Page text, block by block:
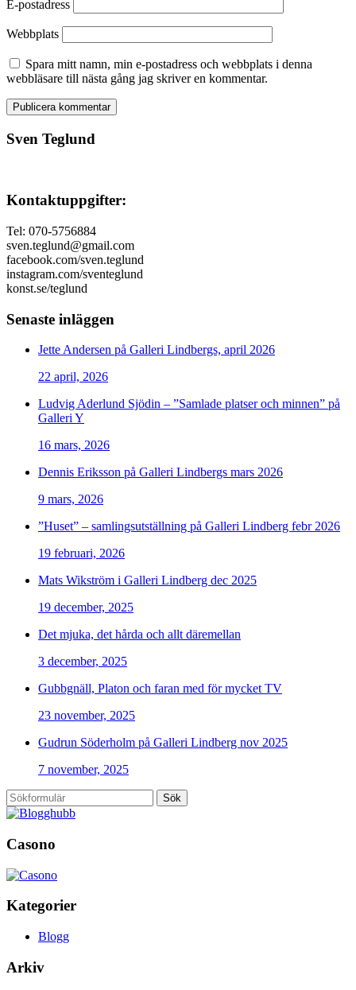
E-postadress
Webbplats
Spara mitt namn, min e-postadress och webbplats i denna
webbläsare till nästa gång jag skriver en kommentar.
Sven Teglund
Kontaktuppgifter:
Tel: 070-5756884
sven.teglund@gmail.com
facebook.com/sven.teglund
instagram.com/sventeglund
konst.se/teglund
Senaste inläggen
Jette Andersen på Galleri Lindbergs, april 2026
22 april, 2026
Ludvig Aderlund Sjödin – ”Samlade platser och minnen” på
Galleri Y
16 mars, 2026
Dennis Eriksson på Galleri Lindbergs mars 2026
9 mars, 2026
”Huset” – samlingsutställning på Galleri Lindberg febr 2026
19 februari, 2026
Mats Wikström i Galleri Lindberg dec 2025
19 december, 2025
Det mjuka, det hårda och allt däremellan
3 december, 2025
Gubbgnäll, Platon och faran med för mycket TV
23 november, 2025
Gudrun Söderholm på Galleri Lindberg nov 2025
7 november, 2025
Sök
Casono
Kategorier
Blogg
Arkiv